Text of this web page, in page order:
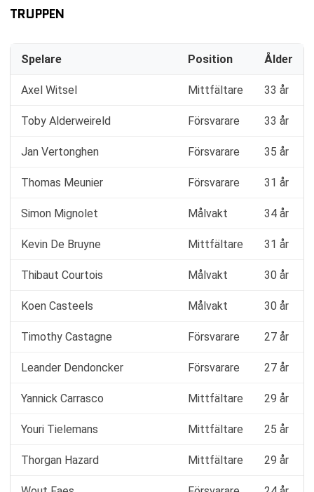
TRUPPEN
Spelare Position Ålder
Axel Witsel Mittfältare 33 år
Toby Alderweireld Försvarare 33 år
Jan Vertonghen Försvarare 35 år
Thomas Meunier Försvarare 31 år
Simon Mignolet Målvakt 34 år
Kevin De Bruyne Mittfältare 31 år
Thibaut Courtois Målvakt 30 år
Koen Casteels Målvakt 30 år
Timothy Castagne Försvarare 27 år
Leander Dendoncker Försvarare 27 år
Yannick Carrasco Mittfältare 29 år
Youri Tielemans Mittfältare 25 år
Thorgan Hazard Mittfältare 29 år